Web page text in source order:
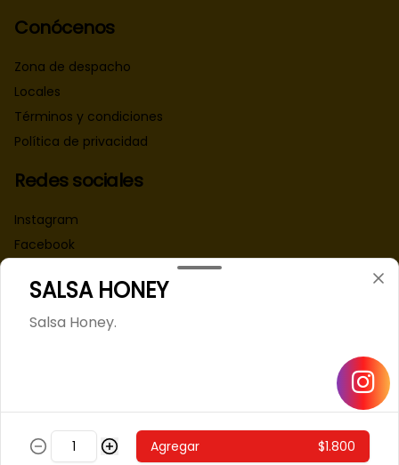
Conócenos
Zona de despacho
Locales
Términos y condiciones
Política de privacidad
Redes sociales
Instagram
Facebook
Mi cuenta
Pedir
SALSA HONEY
Salsa Honey.
Agregar $1.800